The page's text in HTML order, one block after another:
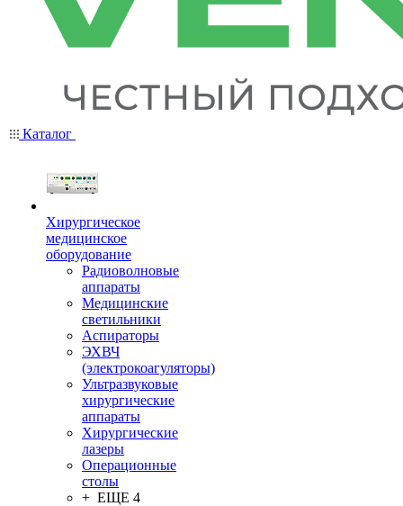
Каталог
Хирургическое
медицинское
оборудование
Радиоволновые
аппараты
Медицинские
светильники
Аспираторы
ЭХВЧ
(электрокоагуляторы)
Ультразвуковые
хирургические
аппараты
Хирургические
лазеры
Операционные
столы
+ ЕЩЕ 4